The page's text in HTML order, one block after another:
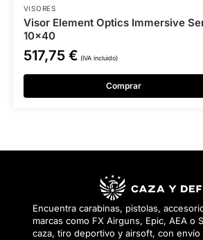
VISORES
Visor Element Optics Immersive
10×40
517,75 € (IVA incluido)
Comprar
Encuentra carabinas, pistolas,
marcas como FX Airguns, Epic, AEA o
caza, tiro deportivo y airsoft, con envío